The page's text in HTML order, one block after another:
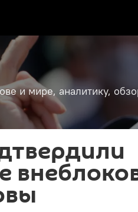
и мире, аналитику,